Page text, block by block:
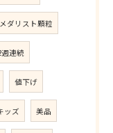
メダリスト顆粒
週連続
値下げ
ッズ 美品